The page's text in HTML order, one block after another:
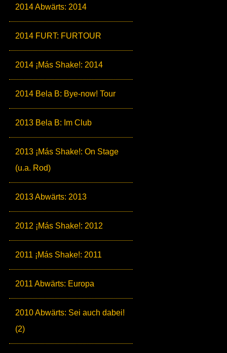
2014 Abwärts: 2014
2014 FURT: FURTOUR
2014 ¡Más Shake!: 2014
2014 Bela B: Bye-now! Tour
2013 Bela B: Im Club
2013 ¡Más Shake!: On Stage
(u.a. Rod)
2013 Abwärts: 2013
2012 ¡Más Shake!: 2012
2011 ¡Más Shake!: 2011
2011 Abwärts: Europa
2010 Abwärts: Sei auch dabei!
(2)